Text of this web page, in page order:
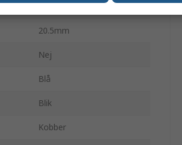
M4
20.5mm
Nej
Blå
Blik
Kobber